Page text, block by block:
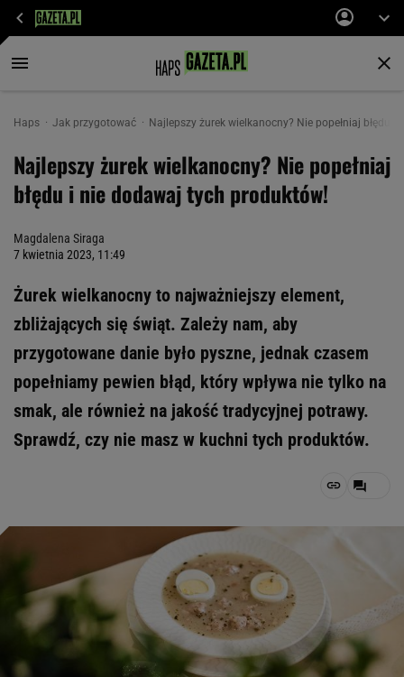
Haps Jak przygotować Najlepszy żurek wielkanocny? Nie popełniaj błędu
Najlepszy żurek wielkanocny? Nie popełniaj
błędu i nie dodawaj tych produktów!
Magdalena Siraga
7 kwietnia 2023, 11:49
Żurek wielkanocny to najważniejszy element,
zbliżających się świąt. Zależy nam, aby
przygotowane danie było pyszne, jednak czasem
popełniamy pewien błąd, który wpływa nie tylko na
smak, ale również na jakość tradycyjnej potrawy.
Sprawdź, czy nie masz w kuchni tych produktów.